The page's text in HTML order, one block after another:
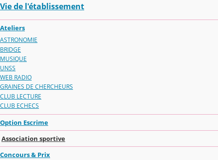
Vie de l'établissement
Ateliers
ASTRONOMIE
BRIDGE
MUSIQUE
UNSS
WEB RADIO
GRAINES DE CHERCHEURS
CLUB LECTURE
CLUB ECHECS
Option Escrime
Association sportive
Concours & Prix